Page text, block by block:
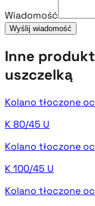
Wiadomość
Wyślij wiadomość
Inne
uszczelką
Kolano tłoczone
K 80/45 U
Kolano tłoczone
K 100/45 U
Kolano tłoczone